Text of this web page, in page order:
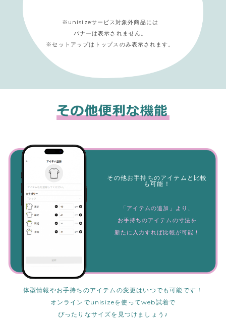
※unisizeサービス対象外商品には
バナーは表示されません。
※セットアップはトップスのみ表示されます。
その他お手持ちのアイテムと比較
も可能！
「アイテムの追加」より、
お手持ちのアイテムの寸法を
新たに入力すれば比較が可能！
体型情報やお手持ちのアイテムの変更はいつでも可能です！
オンラインでunisizeを使ってweb試着で
ぴったりなサイズを見つけましょう♪